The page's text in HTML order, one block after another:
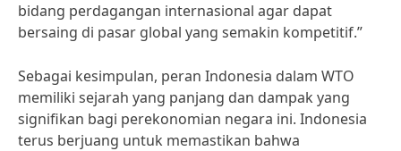
bidang perdagangan internasional agar dapat
bersaing di pasar global yang semakin kompetitif.”
Sebagai kesimpulan, peran Indonesia dalam WTO
memiliki sejarah yang panjang dan dampak yang
signifikan bagi perekonomian negara ini. Indonesia
terus berjuang untuk memastikan bahwa